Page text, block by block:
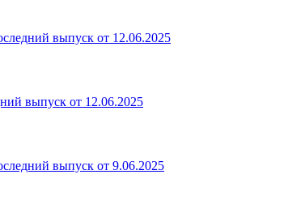
выпуск от 12.06.2025
выпуск от 12.06.2025
выпуск от 9.06.2025